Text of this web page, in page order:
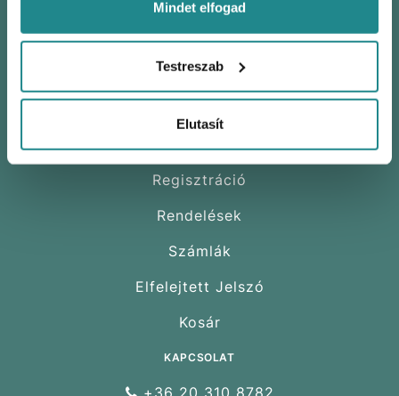
Mindet elfogad
Testreszab
Elutasít
Letöltések
RÓLUNK
Cégünkről
FELHASZNÁLÓK
Regisztráció
Rendelések
Számlák
Elfelejtett Jelszó
Kosár
KAPCSOLAT
+36 20 310 8782